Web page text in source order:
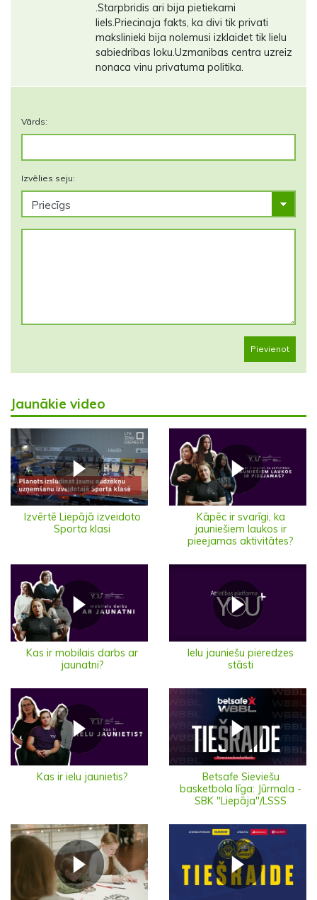
.Starpbridis ari bija pietiekami
liels.Priecinaja fakts, ka divi tik privati
makslinieki bija nolemusi izklaidet tik lielu
sabiedribas loku.Uzmanibas centra uzreiz
nonaca vinu privatuma politika.
Vārds:
Izvēlies seju:
Pievienot
Jaunākie video
Izvērtē Liepājā izveidoto
Sporta klasi
Kāpēc ir svarīgi, ka
jauniešiem laukos ir
pieejamas aktivitātes?
Kas ir mobilais darbs ar
jaunatni?
Ielu jauniešu pieredzes
stāsti
Kas ir ielu jaunietis?
Betsafe Sieviešu
basketbola līga: Jūrmala -
SBK "Liepāja"/LSSS